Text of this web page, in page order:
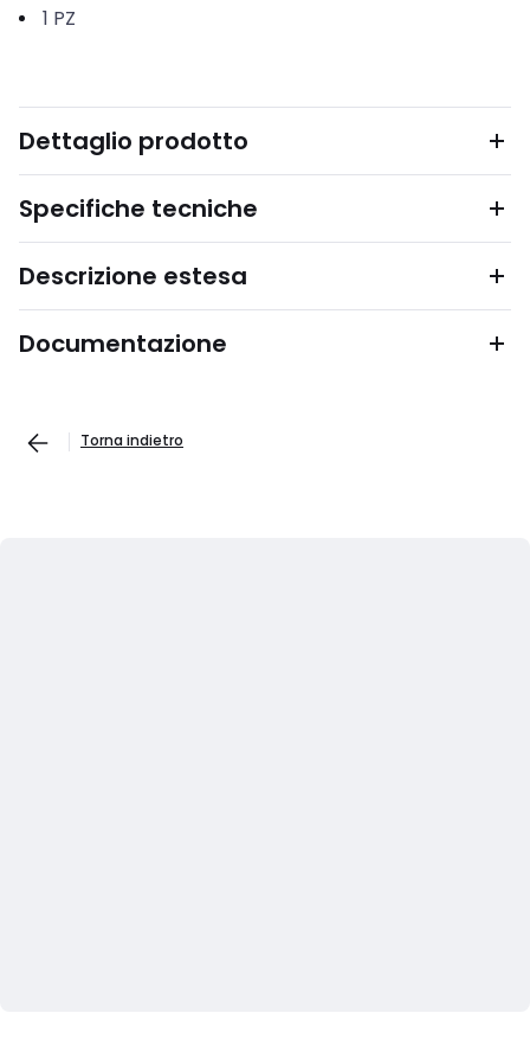
1 PZ
Dettaglio prodotto
Specifiche tecniche
Descrizione estesa
Documentazione
Torna indietro